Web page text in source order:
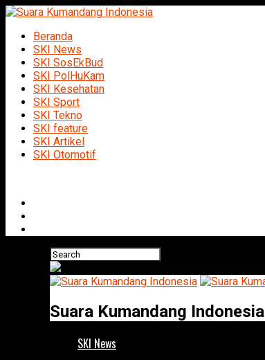
Beranda
SKI News
SKI SosEkBud
SKI PolHuKam
SKI Kesehatan
SKI Sport
SKI Tekno
SKI feature
SKI Artikel
SKI Otomotif
Suara Kumandang Indonesia
SKI News